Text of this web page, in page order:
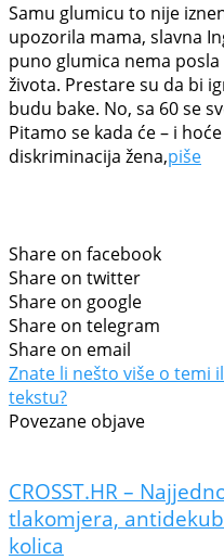
Samu glumicu to nije
upozorila mama, slavna
puno glumica nema
života. Prestare su da bi
budu bake. No, sa 60 se
Pitamo se kada će – i
diskriminacija žena,piše
Share on facebook
Share on twitter
Share on google
Share on telegram
Share on email
Znate li nešto više o temi
tekstu?
Povezane objave
CROSST.HR –
tlakomjera,
kolica